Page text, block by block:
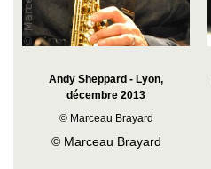
Andy Sheppard - Lyon,
décembre 2013
© Marceau Brayard
© Marceau Brayard